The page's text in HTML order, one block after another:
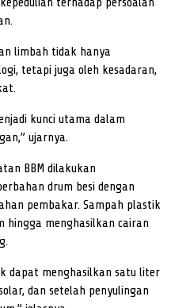
limbah tidak hanya
tetapi juga oleh kesadaran,
kunci utama dalam
ujarnya.
BBM dilakukan
drum besi dengan
pembakar. Sampah plastik
hingga menghasilkan cairan
dapat menghasilkan satu liter
dan setelah penyulingan